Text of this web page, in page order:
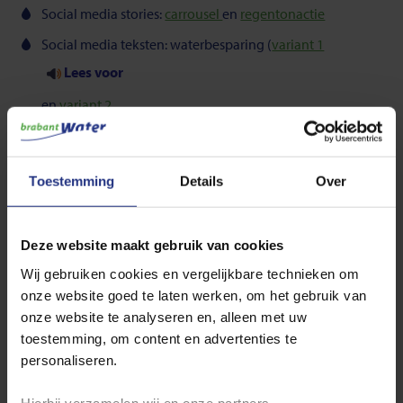
Toestemming Details Over
Deze website maakt gebruik van cookies
Wij gebruiken cookies en vergelijkbare technieken om
onze website goed te laten werken, om het gebruik van
onze website te analyseren en, alleen met uw
toestemming, om content en advertenties te
personaliseren.
Social media stories: carrousel en regentonactie
Social media teksten: waterbesparing (variant 1
Lees voor
envariant 2
Lees voor
Lees voor
Banner
Nieuwsbericht
Lees voor